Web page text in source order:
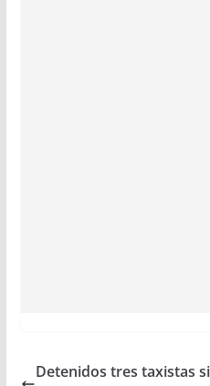
Detenidos tres taxistas